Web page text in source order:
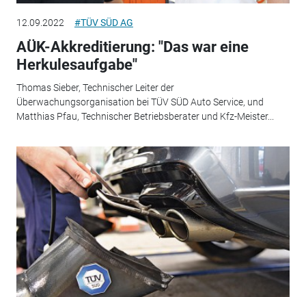
12.09.2022 #TÜV SÜD AG
AÜK-Akkreditierung: "Das war eine
Herkulesaufgabe"
Thomas Sieber, Technischer Leiter der
Überwachungsorganisation bei TÜV SÜD Auto Service, und
Matthias Pfau, Technischer Betriebsberater und Kfz-Meister...